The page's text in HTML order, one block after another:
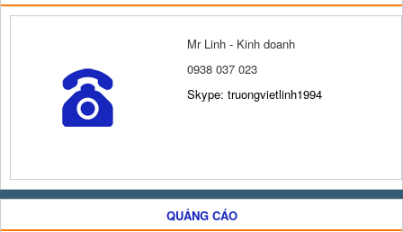
Mr Linh - Kinh doanh
0938 037 023
Skype: truongvietlinh1994
QUẢNG CÁO